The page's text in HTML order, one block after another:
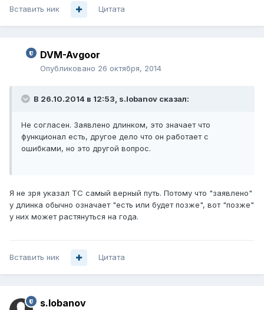
Вставить ник Цитата
DVM-Avgoor
Опубликовано 26 октября, 2014
В 26.10.2014 в 12:53, s.lobanov сказал:
Не согласен. Заявлено длинком, это значает что
функционал есть, другое дело что он работает с
ошибками, но это другой вопрос.
Я не зря указал ТС самый верный путь. Потому что "заявлено"
у длинка обычно означает "есть или будет позже", вот "позже"
у них может растянуться на года.
Вставить ник Цитата
s.lobanov